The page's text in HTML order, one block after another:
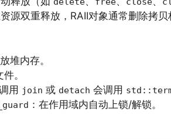
源双重释放，RAII对象通常删除拷
堆内存。
。
用 join 或 detach 会调用
：在作用域内自动上锁/解锁。